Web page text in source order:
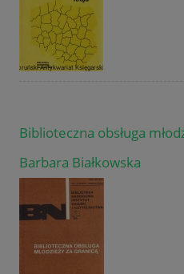
Biblioteczna obsługa
Barbara Białkowska